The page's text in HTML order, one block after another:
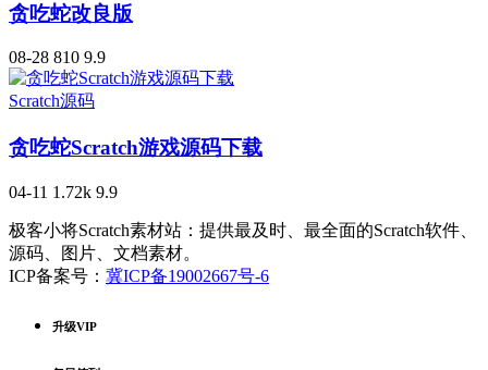
贪吃蛇改良版
08-28 810 9.9
Scratch源码
贪吃蛇Scratch游戏源码下载
04-11 1.72k 9.9
极客小将Scratch素材站：提供最及时、最全面的Scratch软件、
源码、图片、文档素材。
ICP备案号： 冀ICP备19002667号-6
升级VIP